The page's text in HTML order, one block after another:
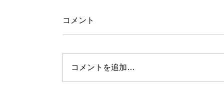
コメント
コメントを追加…